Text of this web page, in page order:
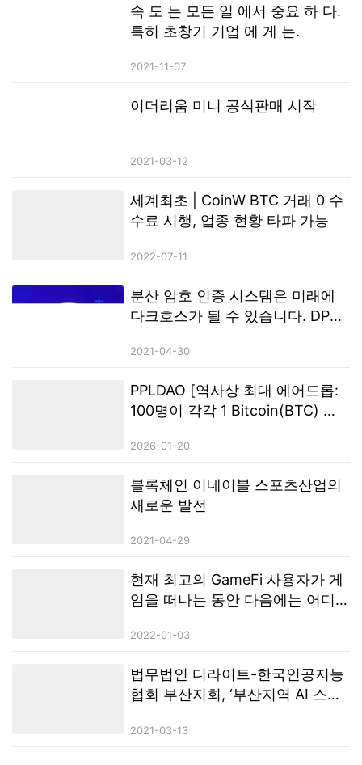
속 도 는 모든 일 에서 중요 하 다.
특히 초창기 기업 에 게 는.
2021-11-07
이더리움 미니 공식판매 시작
2021-03-12
세계최초 | CoinW BTC 거래 0 수
수료 시행, 업종 현황 타파 가능
2022-07-11
분산 암호 인증 시스템은 미래에
다크호스가 될 수 있습니다. DPAS
합니다
2021-04-30
PPLDAO [역사상 최대 에어드롭:
100명이 각각 1 Bitcoin(BTC) 획
GameFi
2026-01-20
블록체인 이네이블 스포츠산업의
새로운 발전
2021-04-29
현재 최고의 GameFi 사용자가 게
임을 떠나는 동안 다음에는 어디
인저로 부상합니다!
2022-01-03
법무법인 디라이트-한국인공지능
협회 부산지회, ‘부산지역 AI 스타
성’ 협약
2021-03-13